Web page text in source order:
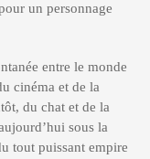
un personnage
entre le monde
cinéma et de la
du chat et de la
sous la
tout puissant empire